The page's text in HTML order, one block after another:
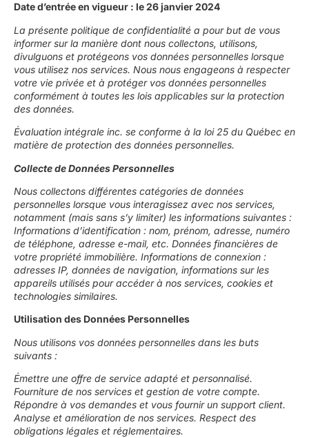
Date d’entrée en vigueur : le 26 janvier 2024
La présente politique de confidentialité a pour but de vous
informer sur la manière dont nous collectons, utilisons,
divulguons et protégeons vos données personnelles lorsque
vous utilisez nos services. Nous nous engageons à respecter
votre vie privée et à protéger vos données personnelles
conformément à toutes les lois applicables sur la protection
des données.
Évaluation intégrale inc. se conforme à la loi 25 du Québec en
matière de protection des données personnelles.
Collecte de Données Personnelles
Nous collectons différentes catégories de données
personnelles lorsque vous interagissez avec nos services,
notamment (mais sans s’y limiter) les informations suivantes :
Informations d’identification : nom, prénom, adresse, numéro
de téléphone, adresse e-mail, etc. Données financières de
votre propriété immobilière. Informations de connexion :
adresses IP, données de navigation, informations sur les
appareils utilisés pour accéder à nos services, cookies et
technologies similaires.
Utilisation des Données Personnelles
Nous utilisons vos données personnelles dans les buts
suivants :
Émettre une offre de service adapté et personnalisé.
Fourniture de nos services et gestion de votre compte.
Répondre à vos demandes et vous fournir un support client.
Analyse et amélioration de nos services. Respect des
obligations légales et réglementaires.